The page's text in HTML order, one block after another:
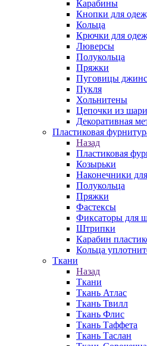
Карабины
Кнопки для
Кольца
Крючки для
Люверсы
Полукольца
Пряжки
Пуговицы
Пукля
Хольнитены
Цепочки из
Декоративная
Пластиковая
Назад
Пластиковая
Козырьки
Наконечники
Полукольца
Пряжки
Фастексы
Фиксаторы для
Штрипки
Карабин
Кольца
Ткани
Назад
Ткани
Ткань Атлас
Ткань Твилл
Ткань Флис
Ткань Таффета
Ткань Таслан